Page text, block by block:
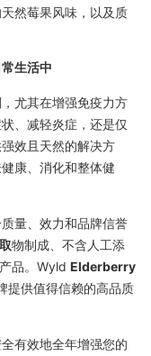
然莓果风味，以及质
生活中
尤其在增强免疫力方
、减轻炎症，还是仅
效且天然的解决方
康、消化和整体健
量、效力和品牌信誉
物制成、不含人工添
品。Wyld Elderberry
提供值得信赖的高品质
有效地全年增强您的